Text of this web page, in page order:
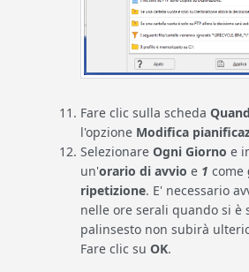
Fare clic sulla scheda
l'opzione Modifica
Selezionare Ogni Giorno e
un'orario di avvio e 1 come
ripetizione. E' necessario
nelle ore serali quando si è
palinsesto non subirà
Fare clic su OK.